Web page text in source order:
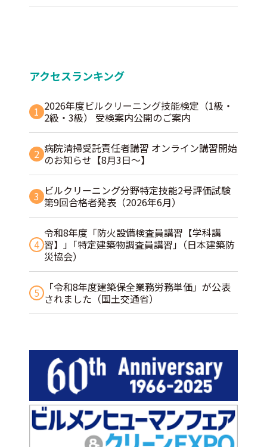
アクセスランキング
1 2026年度ビルクリーニング技能検定（1級・
2級・3級） 受検案内公開のご案内
2 病院清掃受託責任者講習 オンライン講習開始
のお知らせ【8月3日～】
3 ビルクリーニング分野特定技能2号評価試験
第9回合格者発表（2026年6月）
4
令和8年度「防火設備検査員講習【学科講
習】」｢特定建築物調査員講習｣（日本建築防
災協会）
5
「令和8年度建築保全業務労務単価」が公表
されました（国土交通省）